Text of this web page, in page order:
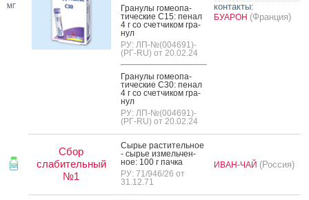
МГ
Гра­нулы го­ме­опа­
тичес­кие C15: пе­нал
4 г со счет­чи­ком гра­
нул
РУ: ЛП-№(004691)-
(РГ-RU) от 20.02.24
Гра­нулы го­ме­опа­
тичес­кие C30: пе­нал
4 г со счет­чи­ком гра­
нул
РУ: ЛП-№(004691)-
(РГ-RU) от 20.02.24
контакты:
БУАРОН (Франция)
Сбор
слабительный
№1
Сырье рас­ти­тель­ное
- сырье из­мель­чен­
ное: 100 г пач­ка
РУ: 71/946/26 от
31.12.71
ИВАН-ЧАЙ (Россия)